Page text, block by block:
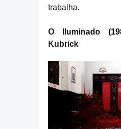
trabalha.
O Iluminado
Kubrick